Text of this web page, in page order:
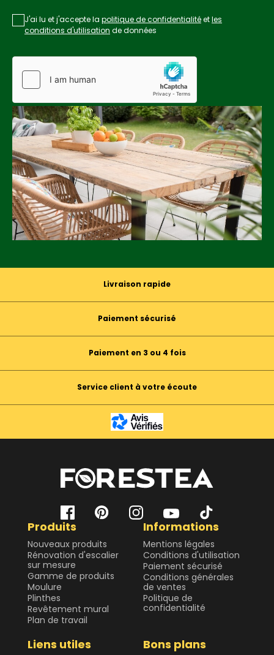
J'ai lu et j'accepte la politique de confidentialitéetles
conditions d'utilisation de données
Livraison rapide
Paiement sécurisé
Paiement en 3 ou 4 fois
Service client à votre écoute
Produits
Nouveaux produits
Rénovation d'escalier
sur mesure
Gamme de produits
Moulure
Plinthes
Revêtement mural
Plan de travail
Informations
Mentions légales
Conditions d'utilisation
Paiement sécurisé
Conditions générales
de ventes
Politique de
confidentialité
Liens utiles Bons plans